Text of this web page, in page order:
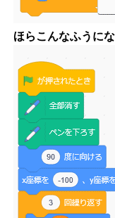
ほらこんなふうに